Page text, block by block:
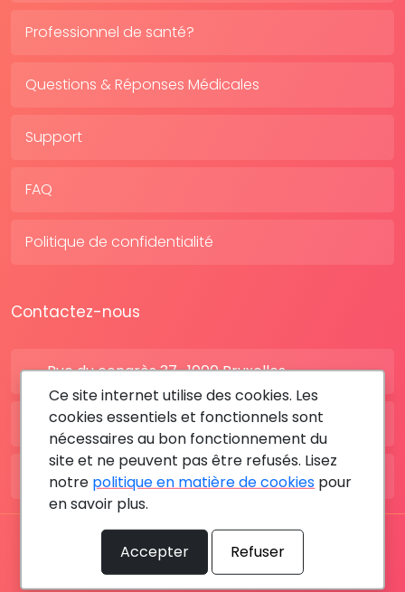
Professionnel de santé?
Questions & Réponses Médicales
Support
FAQ
Politique de confidentialité
Contactez-nous
Rue du congrès 37 , 1000 Bruxelles
BE: +32 28080227
FR: +33 183642895
Tous les droits sont réservés © 2026 RDV MÉDICAL By
MediaSatCom
Ce site internet utilise des cookies. Les
cookies essentiels et fonctionnels sont
nécessaires au bon fonctionnement du
site et ne peuvent pas être refusés. Lisez
notre politique en matière de cookies pour
en savoir plus.
Accepter Refuser